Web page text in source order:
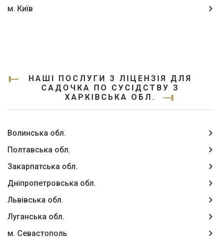
м. Київ
НАШІ ПОСЛУГИ З ЛІЦЕНЗІЯ ДЛЯ
САДОЧКА ПО СУСІДСТВУ З
ХАРКІВСЬКА ОБЛ.
Волинська обл.
Полтавська обл.
Закарпатська обл.
Дніпропетровська обл.
Львівська обл.
Луганська обл.
м. Севастополь